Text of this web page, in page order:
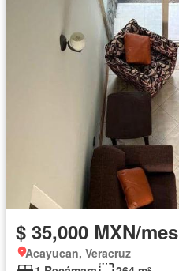
$ 35,000 MXN/mes
Acayucan, Veracruz